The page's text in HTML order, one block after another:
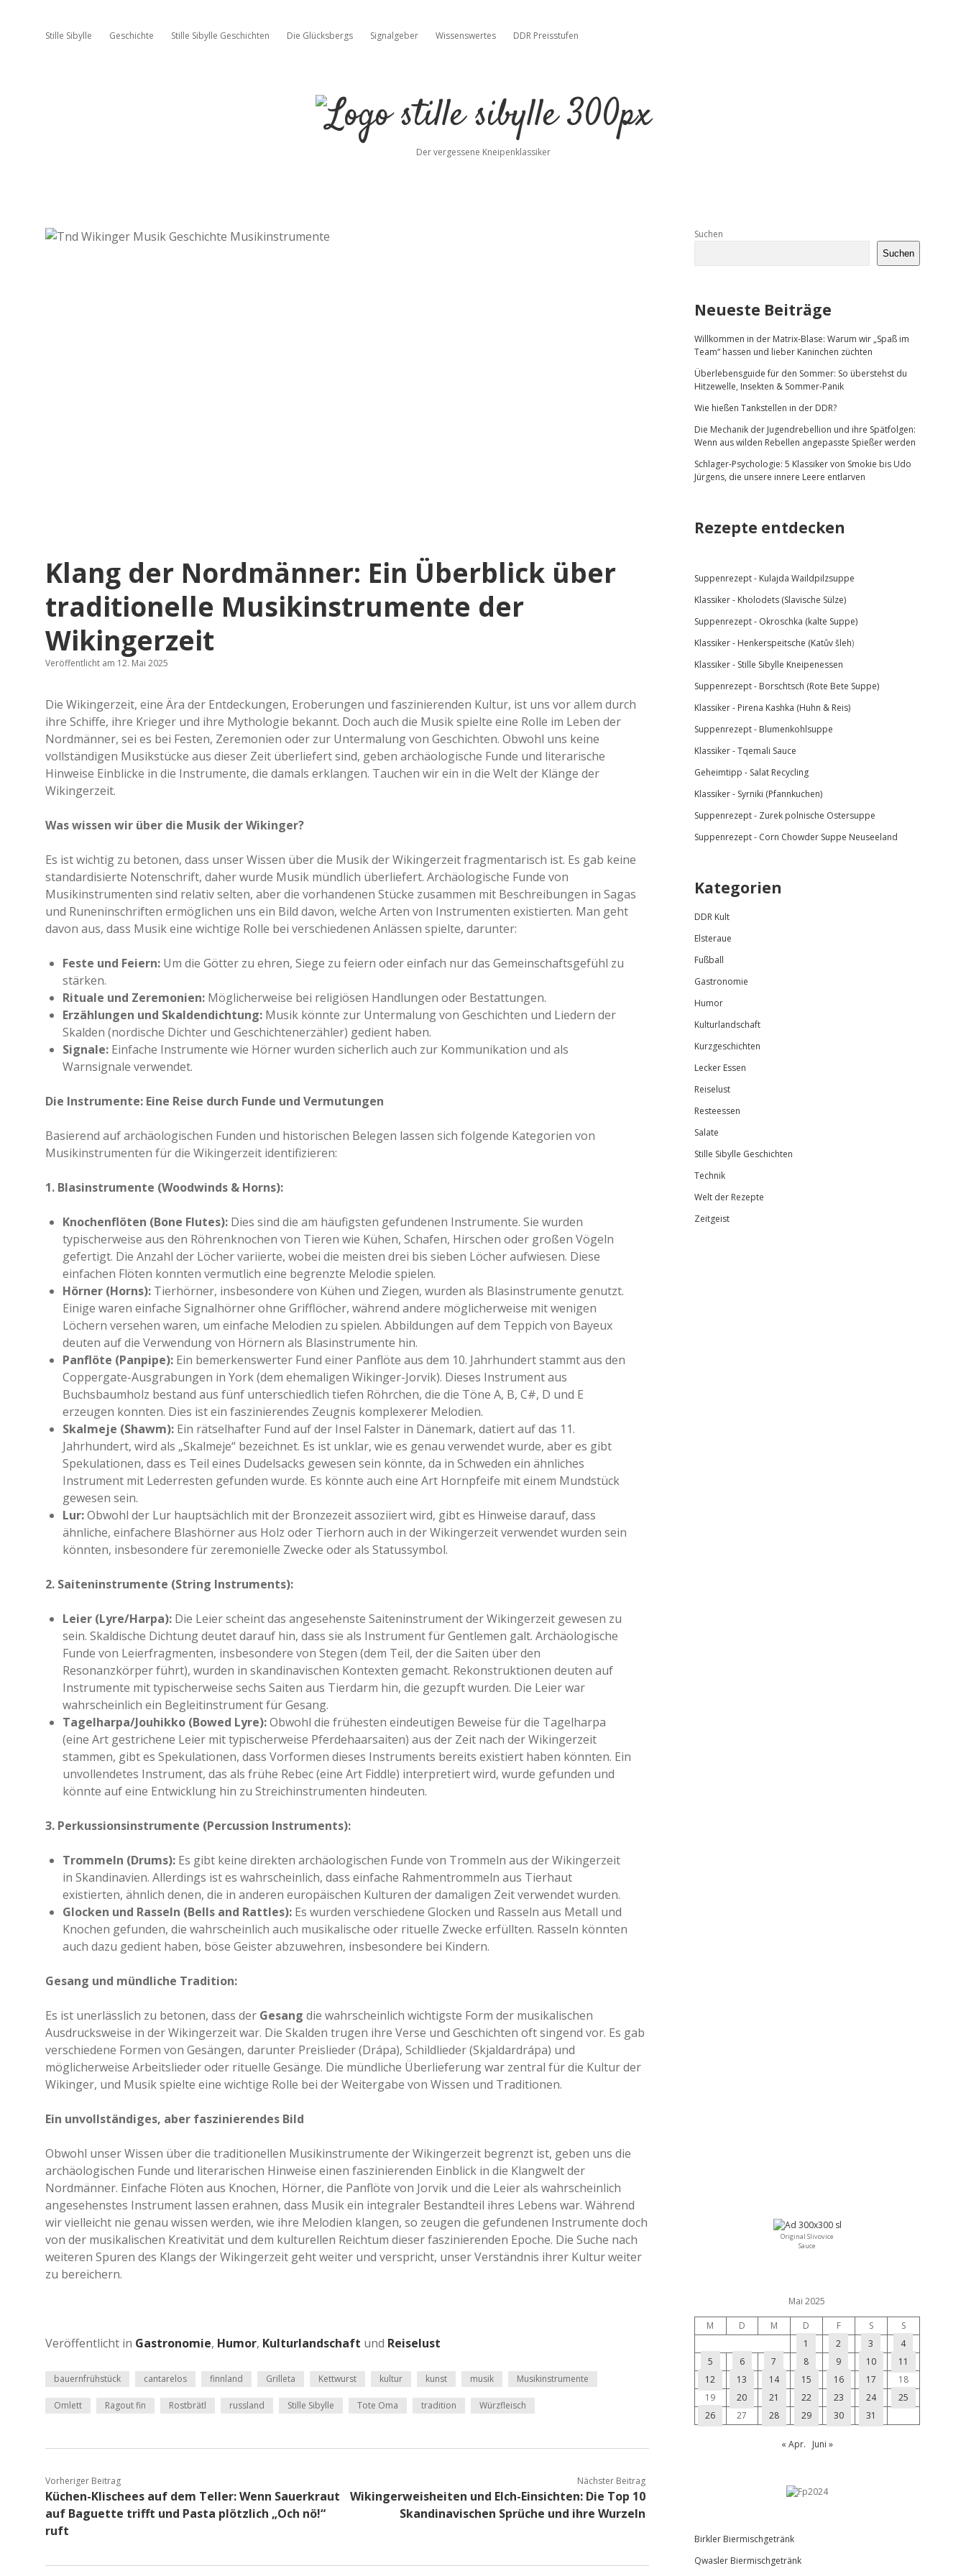
Stille Sibylle Geschichte Stille Sibylle Geschichten Die Glücksbergs Signalgeber Wissenswertes DDR Preisstufen
Stille
Sibylle
Der vergessene Kneipenklassiker
Klang der Nordmänner: Ein Überblick über
traditionelle Musikinstrumente der
Wikingerzeit
Veröffentlicht am 12. Mai 2025
Die Wikingerzeit, eine Ära der Entdeckungen, Eroberungen und faszinierenden Kultur, ist uns vor allem durch
ihre Schiffe, ihre Krieger und ihre Mythologie bekannt. Doch auch die Musik spielte eine Rolle im Leben der
Nordmänner, sei es bei Festen, Zeremonien oder zur Untermalung von Geschichten. Obwohl uns keine
vollständigen Musikstücke aus dieser Zeit überliefert sind, geben archäologische Funde und literarische
Hinweise Einblicke in die Instrumente, die damals erklangen. Tauchen wir ein in die Welt der Klänge der
Wikingerzeit.
Was wissen wir über die Musik der Wikinger?
Es ist wichtig zu betonen, dass unser Wissen über die Musik der Wikingerzeit fragmentarisch ist. Es gab keine
standardisierte Notenschrift, daher wurde Musik mündlich überliefert. Archäologische Funde von
Musikinstrumenten sind relativ selten, aber die vorhandenen Stücke zusammen mit Beschreibungen in Sagas
und Runeninschriften ermöglichen uns ein Bild davon, welche Arten von Instrumenten existierten. Man geht
davon aus, dass Musik eine wichtige Rolle bei verschiedenen Anlässen spielte, darunter:
Feste und Feiern: Um die Götter zu ehren, Siege zu feiern oder einfach nur das Gemeinschaftsgefühl zu
stärken.
Rituale und Zeremonien: Möglicherweise bei religiösen Handlungen oder Bestattungen.
Erzählungen und Skaldendichtung: Musik könnte zur Untermalung von Geschichten und Liedern der
Skalden (nordische Dichter und Geschichtenerzähler) gedient haben.
Signale: Einfache Instrumente wie Hörner wurden sicherlich auch zur Kommunikation und als
Warnsignale verwendet.
Die Instrumente: Eine Reise durch Funde und Vermutungen
Basierend auf archäologischen Funden und historischen Belegen lassen sich folgende Kategorien von
Musikinstrumenten für die Wikingerzeit identifizieren:
1. Blasinstrumente (Woodwinds & Horns):
Knochenflöten (Bone Flutes): Dies sind die am häufigsten gefundenen Instrumente. Sie wurden
typischerweise aus den Röhrenknochen von Tieren wie Kühen, Schafen, Hirschen oder großen Vögeln
gefertigt. Die Anzahl der Löcher variierte, wobei die meisten drei bis sieben Löcher aufwiesen. Diese
einfachen Flöten konnten vermutlich eine begrenzte Melodie spielen.
Hörner (Horns): Tierhörner, insbesondere von Kühen und Ziegen, wurden als Blasinstrumente genutzt.
Einige waren einfache Signalhörner ohne Grifflöcher, während andere möglicherweise mit wenigen
Löchern versehen waren, um einfache Melodien zu spielen. Abbildungen auf dem Teppich von Bayeux
deuten auf die Verwendung von Hörnern als Blasinstrumente hin.
Panflöte (Panpipe): Ein bemerkenswerter Fund einer Panflöte aus dem 10. Jahrhundert stammt aus den
Coppergate-Ausgrabungen in York (dem ehemaligen Wikinger-Jorvik). Dieses Instrument aus
Buchsbaumholz bestand aus fünf unterschiedlich tiefen Röhrchen, die die Töne A, B, C#, D und E
erzeugen konnten. Dies ist ein faszinierendes Zeugnis komplexerer Melodien.
Skalmeje (Shawm): Ein rätselhafter Fund auf der Insel Falster in Dänemark, datiert auf das 11.
Jahrhundert, wird als „Skalmeje“ bezeichnet. Es ist unklar, wie es genau verwendet wurde, aber es gibt
Spekulationen, dass es Teil eines Dudelsacks gewesen sein könnte, da in Schweden ein ähnliches
Instrument mit Lederresten gefunden wurde. Es könnte auch eine Art Hornpfeife mit einem Mundstück
gewesen sein.
Lur:Obwohl der Lur hauptsächlich mit der Bronzezeit assoziiert wird, gibt es Hinweise darauf, dass
ähnliche, einfachere Blashörner aus Holz oder Tierhorn auch in der Wikingerzeit verwendet wurden sein
könnten, insbesondere für zeremonielle Zwecke oder als Statussymbol.
2. Saiteninstrumente (String Instruments):
Leier (Lyre/Harpa): Die Leier scheint das angesehenste Saiteninstrument der Wikingerzeit gewesen zu
sein. Skaldische Dichtung deutet darauf hin, dass sie als Instrument für Gentlemen galt. Archäologische
Funde von Leierfragmenten, insbesondere von Stegen (dem Teil, der die Saiten über den
Resonanzkörper führt), wurden in skandinavischen Kontexten gemacht. Rekonstruktionen deuten auf
Instrumente mit typischerweise sechs Saiten aus Tierdarm hin, die gezupft wurden. Die Leier war
wahrscheinlich ein Begleitinstrument für Gesang.
Tagelharpa/Jouhikko (Bowed Lyre):Obwohl die frühesten eindeutigen Beweise für die Tagelharpa
(eine Art gestrichene Leier mit typischerweise Pferdehaarsaiten) aus der Zeit nach der Wikingerzeit
stammen, gibt es Spekulationen, dass Vorformen dieses Instruments bereits existiert haben könnten. Ein
unvollendetes Instrument, das als frühe Rebec (eine Art Fiddle) interpretiert wird, wurde gefunden und
könnte auf eine Entwicklung hin zu Streichinstrumenten hindeuten.
3. Perkussionsinstrumente (Percussion Instruments):
Trommeln (Drums): Es gibt keine direkten archäologischen Funde von Trommeln aus der Wikingerzeit
in Skandinavien. Allerdings ist es wahrscheinlich, dass einfache Rahmentrommeln aus Tierhaut
existierten, ähnlich denen, die in anderen europäischen Kulturen der damaligen Zeit verwendet wurden.
Glocken und Rasseln (Bells and Rattles): Es wurden verschiedene Glocken und Rasseln aus Metall und
Knochen gefunden, die wahrscheinlich auch musikalische oder rituelle Zwecke erfüllten. Rasseln könnten
auch dazu gedient haben, böse Geister abzuwehren, insbesondere bei Kindern.
Gesang und mündliche Tradition:
Es ist unerlässlich zu betonen, dass der Gesang die wahrscheinlich wichtigste Form der musikalischen
Ausdrucksweise in der Wikingerzeit war. Die Skalden trugen ihre Verse und Geschichten oft singend vor. Es gab
verschiedene Formen von Gesängen, darunter Preislieder (Drápa), Schildlieder (Skjaldardrápa) und
möglicherweise Arbeitslieder oder rituelle Gesänge. Die mündliche Überlieferung war zentral für die Kultur der
Wikinger, und Musik spielte eine wichtige Rolle bei der Weitergabe von Wissen und Traditionen.
Ein unvollständiges, aber faszinierendes Bild
Obwohl unser Wissen über die traditionellen Musikinstrumente der Wikingerzeit begrenzt ist, geben uns die
archäologischen Funde und literarischen Hinweise einen faszinierenden Einblick in die Klangwelt der
Nordmänner. Einfache Flöten aus Knochen, Hörner, die Panflöte von Jorvik und die Leier als wahrscheinlich
angesehenstes Instrument lassen erahnen, dass Musik ein integraler Bestandteil ihres Lebens war. Während
wir vielleicht nie genau wissen werden, wie ihre Melodien klangen, so zeugen die gefundenen Instrumente doch
von der musikalischen Kreativität und dem kulturellen Reichtum dieser faszinierenden Epoche. Die Suche nach
weiteren Spuren des Klangs der Wikingerzeit geht weiter und verspricht, unser Verständnis ihrer Kultur weiter
zu bereichern.
Veröffentlicht in Gastronomie, Humor, Kulturlandschaft und Reiselust
bauernfrühstück cantarelos finnland Grilleta Kettwurst kultur kunst musik Musikinstrumente
Omlett Ragout fin Rostbrätl russland Stille Sibylle Tote Oma tradition Würzfleisch
Vorheriger Beitrag
Küchen-Klischees auf dem Teller: Wenn Sauerkraut
auf Baguette trifft und Pasta plötzlich „Och nö!“
ruft
Nächster Beitrag
Wikingerweisheiten und Elch-Einsichten: Die Top 10
Skandinavischen Sprüche und ihre Wurzeln
Sidebar
Suchen
Suchen
Neueste Beiträge
Willkommen in der Matrix-Blase: Warum wir „Spaß im
Team“ hassen und lieber Kaninchen züchten
Überlebensguide für den Sommer: So überstehst du
Hitzewelle, Insekten & Sommer-Panik
Wie hießen Tankstellen in der DDR?
Die Mechanik der Jugendrebellion und ihre Spätfolgen:
Wenn aus wilden Rebellen angepasste Spießer werden
Schlager-Psychologie: 5 Klassiker von Smokie bis Udo
Jürgens, die unsere innere Leere entlarven
Rezepte entdecken
Suppenrezept - Kulajda Waildpilzsuppe
Klassiker - Kholodets (Slavische Sülze)
Suppenrezept - Okroschka (kalte Suppe)
Klassiker - Henkerspeitsche (Katův šleh)
Klassiker - Stille Sibylle Kneipenessen
Suppenrezept - Borschtsch (Rote Bete Suppe)
Klassiker - Pirena Kashka (Huhn & Reis)
Suppenrezept - Blumenkohlsuppe
Klassiker -Tqemali Sauce
Geheimtipp - Salat Recycling
Klassiker - Syrniki (Pfannkuchen)
Suppenrezept - Zurek polnische Ostersuppe
Suppenrezept - Corn Chowder Suppe Neuseeland
Kategorien
DDR Kult
Elsteraue
Fußball
Gastronomie
Humor
Kulturlandschaft
Kurzgeschichten
Lecker Essen
Reiselust
Resteessen
Salate
Stille Sibylle Geschichten
Technik
Welt der Rezepte
Zeitgeist
Original Slivovice
Sauce
Mai 2025
M
D M D F S
S
1
2 3
4
5
6 7 8 9 10
11
12
13 14 15 16 17
18
19
20 21 22 23 24
25
26
27 28 29 30 31
« Apr. Juni »
Birkler Biermischgetränk
Qwasler Biermischgetränk